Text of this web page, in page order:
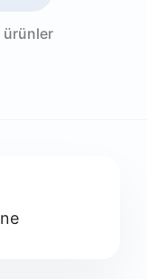
ürünler